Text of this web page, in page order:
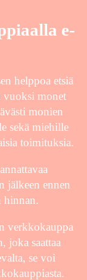
e-
helppoa etsiä
vuoksi monet
monien
sekä miehille
toimituksia.
jälkeen ennen
hinnan.
verkkokauppa
joka saattaa
se voi